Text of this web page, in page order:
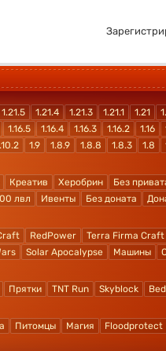
1.21.5 1.21.4 1.21.3 1.21.1 1.21
1.16.5 1.16.4 1.16.3 1.16.2 1.16
1.9 1.8.9 1.8.8 1.8.3 1.8
Креатив Херобрин Без
лвл Ивенты Без доната
RedPower Terra Firma Craft
Solar Apocalypse Машины
Прятки TNT Run Skyblock
Питомцы Магия Floodprotect